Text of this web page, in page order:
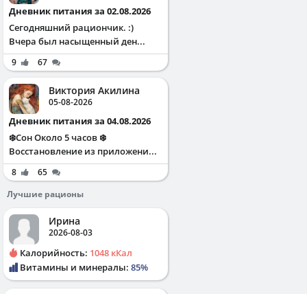
Дневник питания за 02.08.2026
Сегодняшний рациончик. :)
Вчера был насыщенный ден...
9 67
Виктория Акилина
05-08-2026
Дневник питания за 04.08.2026
❄️Сон Около 5 часов ❄️
Восстановление из приложени...
8
65
Лучшие рационы
Ирина
2026-08-03
Калорийность: 1048 кКал
Витамины и минералы: 85%